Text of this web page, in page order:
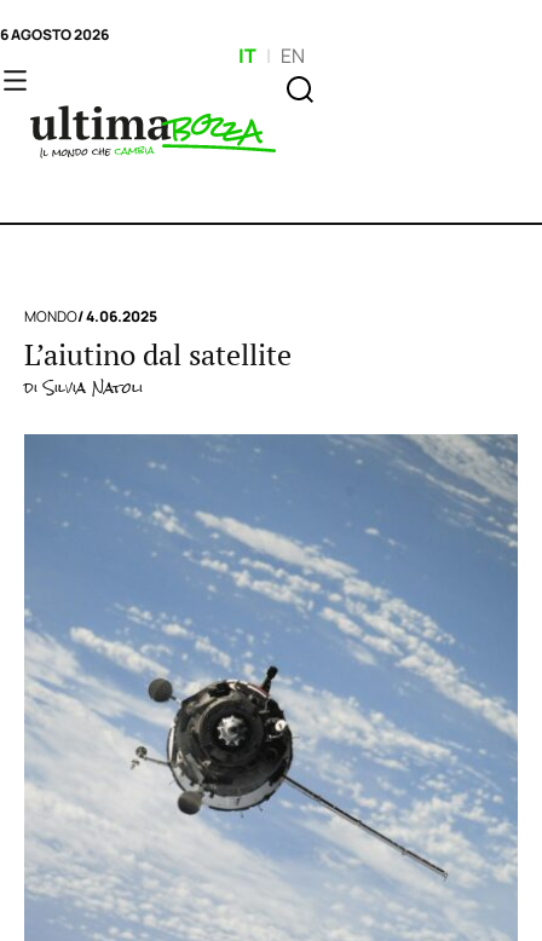
6 AGOSTO 2026
IT | EN
MONDO/ 4.06.2025
L’aiutino dal satellite
diSilvia Natoli